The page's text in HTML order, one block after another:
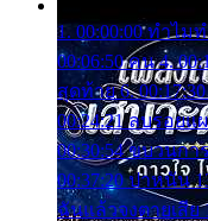
1. 00:00:00 ทำไม
00:06:50 คน 4.
สุดท้าย 6.
00:24:21 ลบรอยแ
00:30:54 ขบวนกา
00:37:20 ปาหนัน
ฉันแล้วจงตายเสีย